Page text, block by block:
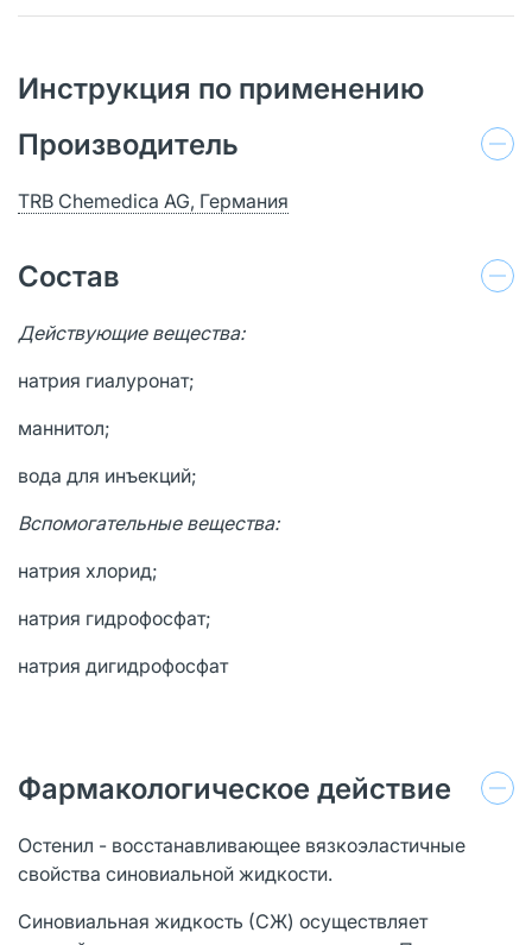
Инструкция по применению
Производитель
TRB Chemedica AG, Германия
Состав
Действующие вещества:
натрия гиалуронат;
маннитол;
вода для инъекций;
Вспомогательные вещества:
натрия хлорид;
натрия гидрофосфат;
натрия дигидрофосфат
Фармакологическое действие
Остенил - восстанавливающее вязкоэластичные
свойства синовиальной жидкости.
Синовиальная жидкость (СЖ) осуществляет